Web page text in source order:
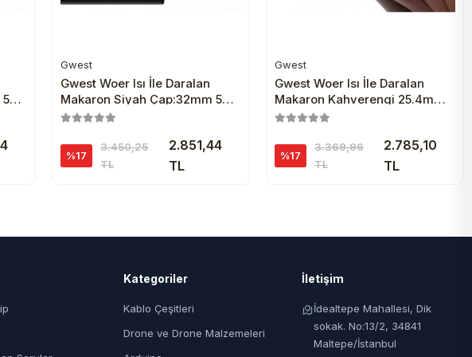
Sepete Ekle
Gwest
Gwest Woer Isı İle Daralan
Makaron Siyah Çap:32mm 50
Metre
%17
3.450,25
TL
2.851,44
TL
Sepete Ekle
Gwest
Gwest Woer Isı İle Daralan
Makaron Kahverengi 25.4mm
50 Metre
%17
3.369,96
TL
2.785,10
TL
Kategoriler
Kablo Çeşitleri
Drone ve Drone Malzemeleri
İletişim
İdealtepe Mahallesi, Dik
sokak. No:13/2, 34841
Maltepe/İstanbul